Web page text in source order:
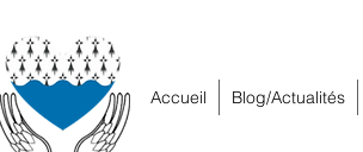
Accueil Blog/Actualités